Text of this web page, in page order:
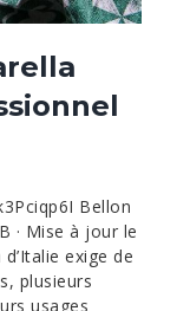
Bellon
· Mise à jour le
exige de
plusieurs
usages